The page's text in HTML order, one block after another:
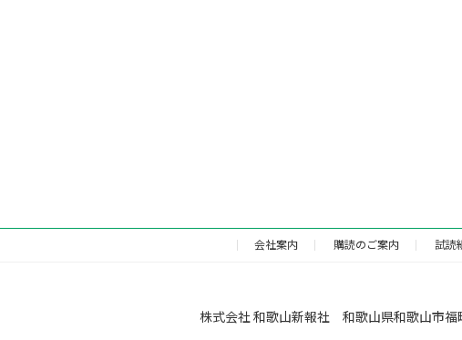
会社案内 購読のご案内 試読
株式会社 和歌山新報社 和歌山県和歌山市